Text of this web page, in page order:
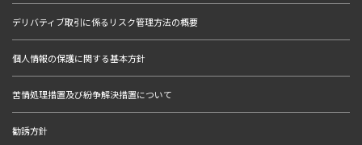
デリバティブ取引に係るリスク管理方法の概要
個人情報の保護に関する基本方針
苦情処理措置及び紛争解決措置について
勧誘方針